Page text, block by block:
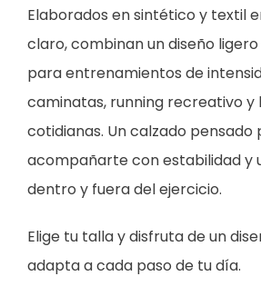
Elaborados en sintético y textil
claro, combinan un diseño
para entrenamientos de
caminatas, running recreativo y
cotidianas. Un calzado pensado
acompañarte con estabilidad y
dentro y fuera del ejercicio.
Elige tu talla y disfruta de un
adapta a cada paso de tu día.